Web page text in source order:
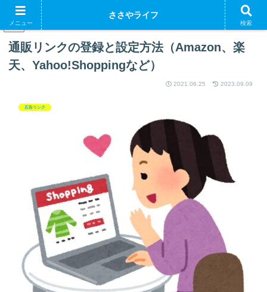
PR
通販リンクの登録と設定方法（Amazon、楽
天、Yahoo!Shoppingなど）
2021.06.25 2023.09.09
広告リンク
メニュー
ささやライフ
検索